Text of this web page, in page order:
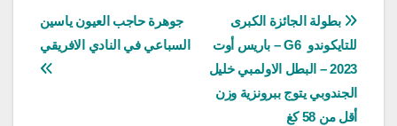
تصفّح
المقالات
جوهرة حاجب العيون ياسين
السباعي في النادي الافريقي
بطولة الجائزة الكبرى
للتايكوندو G6 – باريس أوت
2023 – البطل الاولمبي خليل
الجندوبي يتوج ببرونزية وزن
أقل من 58 كغ